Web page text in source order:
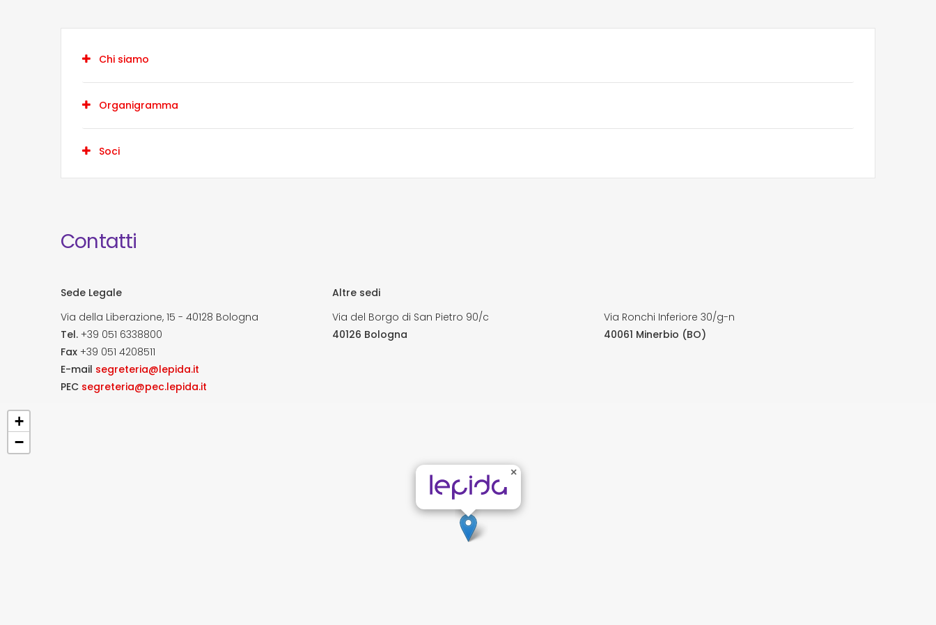
Chi siamo
Organigramma
Soci
Contatti
Sede Legale
Via della Liberazione, 15 - 40128 Bologna
Tel. +39 051 6338800
Fax +39 051 4208511
E-mail segreteria@lepida.it
PEC segreteria@pec.lepida.it
Altre sedi
Via del Borgo di San Pietro 90/c
40126 Bologna
Via Ronchi Inferiore 30/g-n
40061 Minerbio (BO)
×
+
−